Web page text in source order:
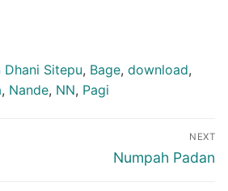
Dhani Sitepu, Bage, download,
, Nande, NN, Pagi
NEXT
Next
Numpah Padan